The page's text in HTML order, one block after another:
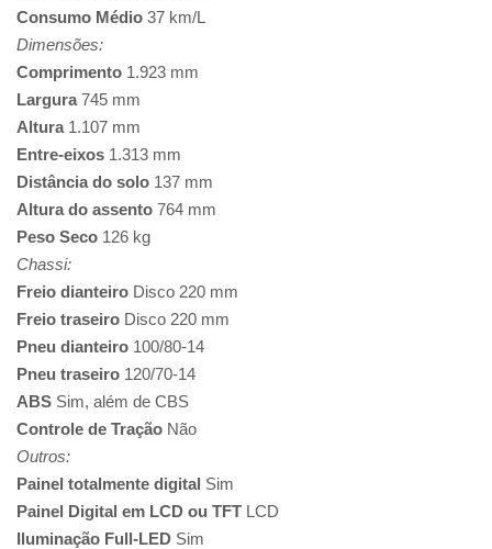
Consumo Médio 37 km/L
Dimensões:
Comprimento 1.923 mm
Largura745 mm
Altura1.107 mm
Entre-eixos 1.313 mm
Distância do solo 137 mm
Altura do assento 764 mm
Peso Seco 126 kg
Chassi:
Freio dianteiro Disco 220 mm
Freio traseiro Disco 220 mm
Pneu dianteiro 100/80-14
Pneu traseiro 120/70-14
ABS Sim, além de CBS
Controle de Tração Não
Outros:
Painel totalmente digital Sim
Painel Digital em LCD ou TFT LCD
Iluminação Full-LED Sim